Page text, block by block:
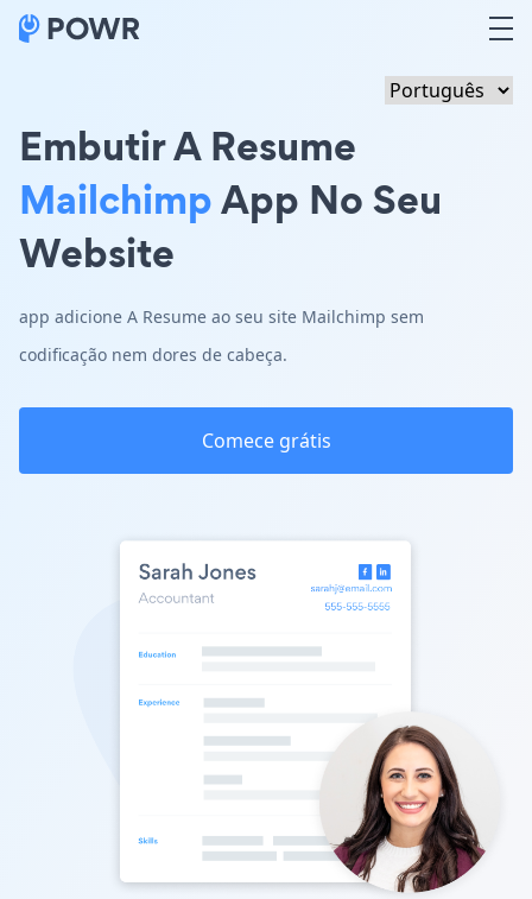
Embutir A Resume
MailchimpApp No Seu
Website
app adicione A Resume ao seu site Mailchimp sem
codificação nem dores de cabeça.
Comece grátis